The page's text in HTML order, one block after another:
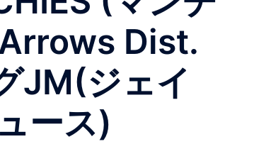
Dist.
JM(ジェイ
ース)